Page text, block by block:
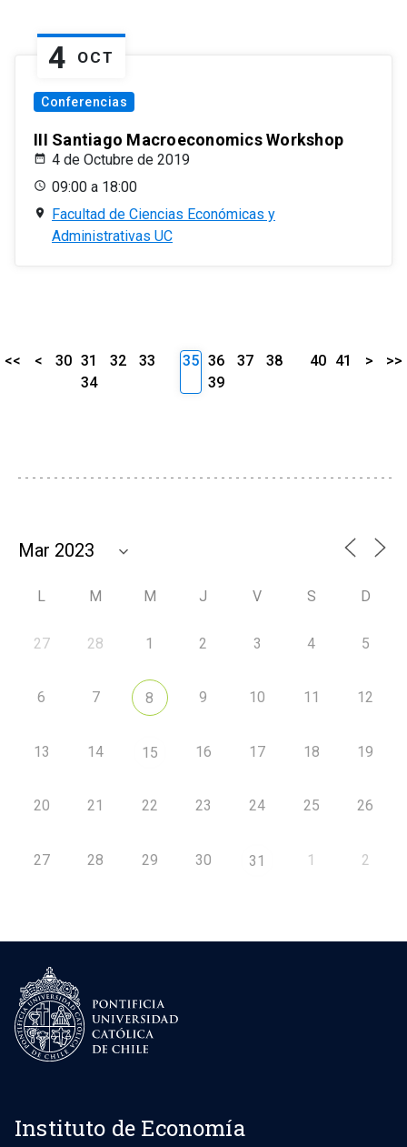
4 OCT
Conferencias
III Santiago Macroeconomics Workshop
4 de Octubre de 2019
09:00 a 18:00
Facultad de Ciencias Económicas y
Administrativas UC
<< < 30 31 32
33
34
35 36 37
38
39
40 41 > >>
L M M J V S D
27 28 1 2 3 4 5
6 7 8 9 10 11 12
13 14 15 16 17 18 19
20 21 22 23 24 25 26
27 28 29 30 31 1 2
Instituto de Economía